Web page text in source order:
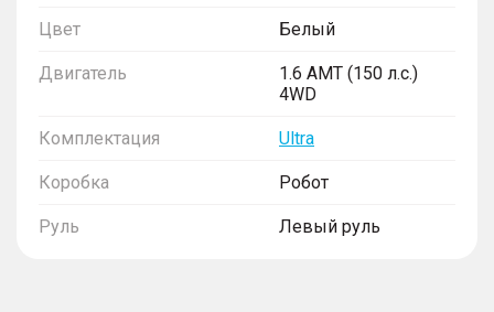
Цвет Белый
Двигатель
1.6 AMT (150 л.с.)
4WD
Комплектация Ultra
Коробка Робот
Руль Левый руль